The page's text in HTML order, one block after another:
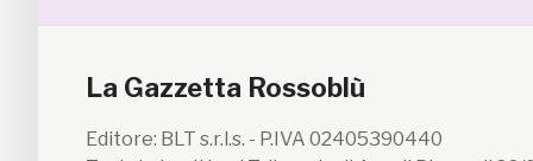
La Gazzetta Rossoblù
Editore: BLT s.r.l.s. - P.IVA 02405390440